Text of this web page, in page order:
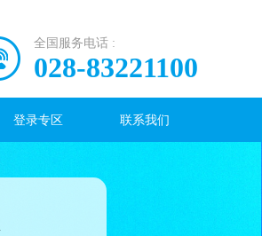
全国服务电话 :
028-83221100
登录专区 联系我们